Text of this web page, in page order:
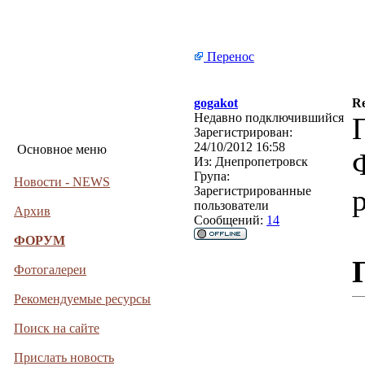
Основное меню
Новости - NEWS
Архив
ФОРУМ
Фотогалереи
Рекомендуемые ресурсы
Поиск на сайте
Прислать новость
Перенос
gogakot
Недавно подключившийся
Зарегистрирован:
24/10/2012 16:58
Из: Днепропетровск
Група:
Зарегистрированные
пользователи
Сообщений: 14